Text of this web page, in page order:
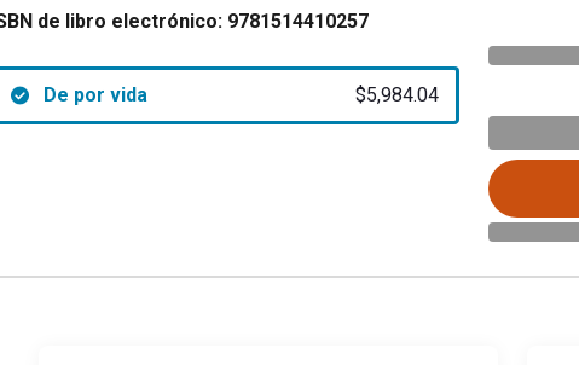
de libro electrónico: 9781514410257
De por vida $5,984.04